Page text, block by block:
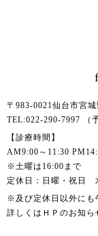
〒983-0021仙台市宮
TEL:022-290-7997 （
【診療時間】
AM9:00～11:30
※土曜は16:00まで
定休日：日曜・祝日
※及び定休日以外にも
詳しくはＨＰのお知ら